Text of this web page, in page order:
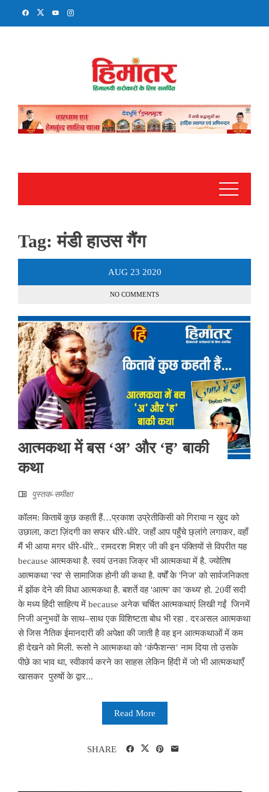
Tag:मंडी हाउस गैंग
AUG 23 2020
NO COMMENTS
आत्मकथा में बस ‘अ’ और ‘ह’ बाकी
कथा
पुस्तक-समीक्षा
कॉलम: किताबें कुछ कहती हैं…प्रकाश उप्रेतीकिसी को गिराया न ख़ुद को
उछाला, कटा ज़िंदगी का सफर धीरे-धीरे. जहाँ आप पहुँचे छ्लांगे लगाकर, वहाँ
मैं भी आया मगर धीरे-धीरे.. रामदरश मिश्र जी की इन पंक्तियों से विपरीत यह
because आत्मकथा है. स्वयं उनका जिक्र भी आत्मकथा में है. ज्योतिष
आत्मकथा 'स्व' से सामाजिक होनी की कथा है. वर्षों के 'निज' को सार्वजनिकता
में झोंक देने की विधा आत्मकथा है. बशर्ते वह 'आत्म' का 'कथ्य' हो. 20वीं सदी
के मध्य हिंदी साहित्य में because अनेक चर्चित आत्मकथाएं लिखी गईं जिनमें
निजी अनुभवों के साथ–साथ एक विशिष्टता बोध भी रहा . दरअसल आत्मकथा
से जिस नैतिक ईमानदारी की अपेक्षा की जाती है वह इन आत्मकथाओं में कम
ही देखने को मिली. रूसो ने आत्मकथा को ‘कंफैशन्स’ नाम दिया तो उसके
पीछे का भाव था, स्वीकार्य करने का साहस लेकिन हिंदी में जो भी आत्मकथाएँ
खासकर पुरुषों के द्वार...
Read More
SHARE